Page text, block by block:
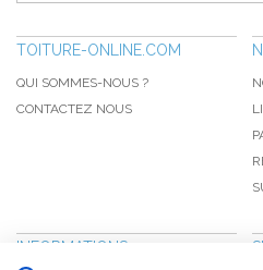
TOITURE-ONLINE.COM
QUI SOMMES-NOUS ?
CONTACTEZ NOUS
INFORMATIONS